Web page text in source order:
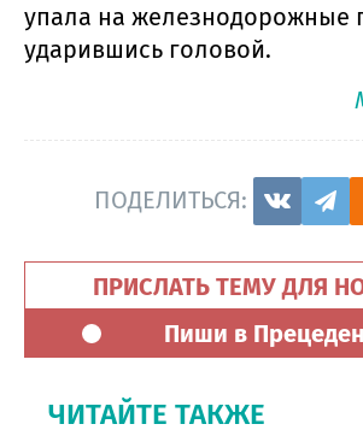
упала на железнодорожные
ударившись головой.
ПОДЕЛИТЬСЯ:
ПРИСЛАТЬ ТЕМУ ДЛЯ
Пиши в
ЧИТАЙТЕ ТАКЖЕ